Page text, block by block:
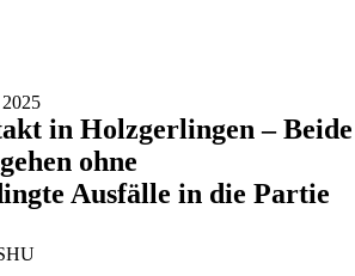
in Holzgerlingen – Beide
ohne
Ausfälle in die Partie